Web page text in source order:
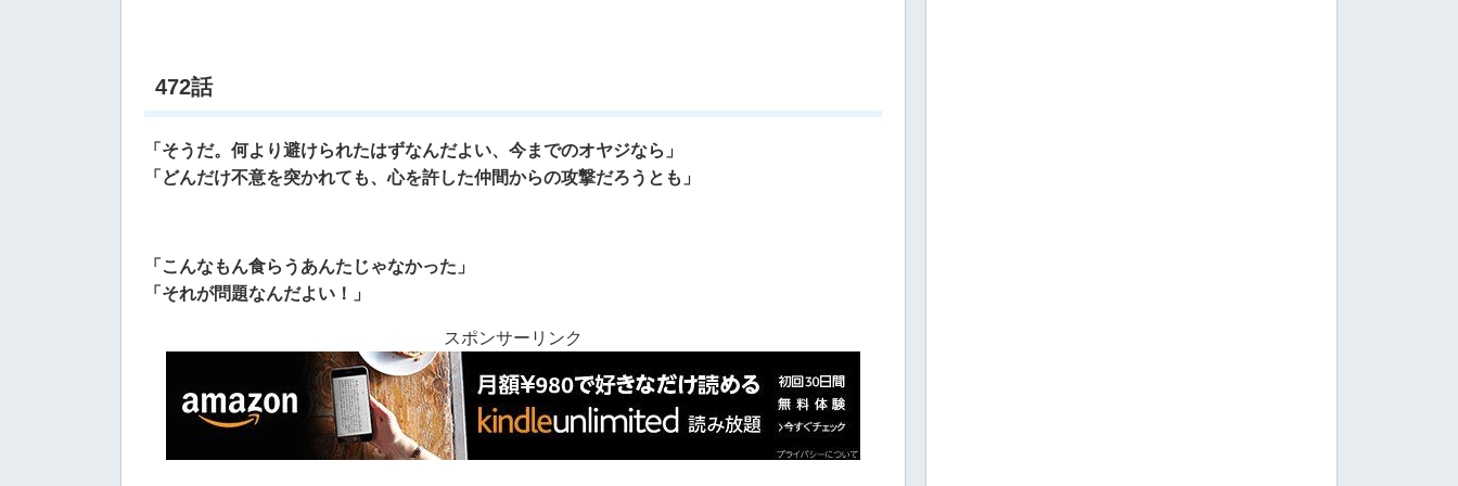
472話
「そうだ。何より避けられたはずなんだよい、今までのオヤジなら」
「どんだけ不意を突かれても、心を許した仲間からの攻撃だろうとも」
「こんなもん食らうあんたじゃなかった」
「それが問題なんだよい！」
スポンサーリンク